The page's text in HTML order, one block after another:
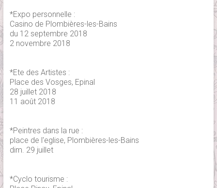
*Expo personnelle :
Casino de Plombières-les-Bains
du 12 septembre 2018
2 novembre 2018
*Ete des Artistes :
Place des Vosges, Epinal
28 juillet 2018
11 août 2018
*Peintres dans la rue :
place de l'eglise, Plombières-les-Bains
dim. 29 juillet
*Cyclo tourisme :